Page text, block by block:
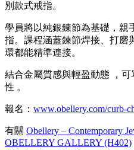
別款式戒指。
學員將以純銀鍊節為基礎，親
指。課程涵蓋鍊節焊接、打磨
環都能精準連接。
結合金屬質感與輕盈動態 ，
性 。
報名： www.obellery.com/curb-
有關 Obellery – Contemporary
OBELLERY GALLERY (H402)